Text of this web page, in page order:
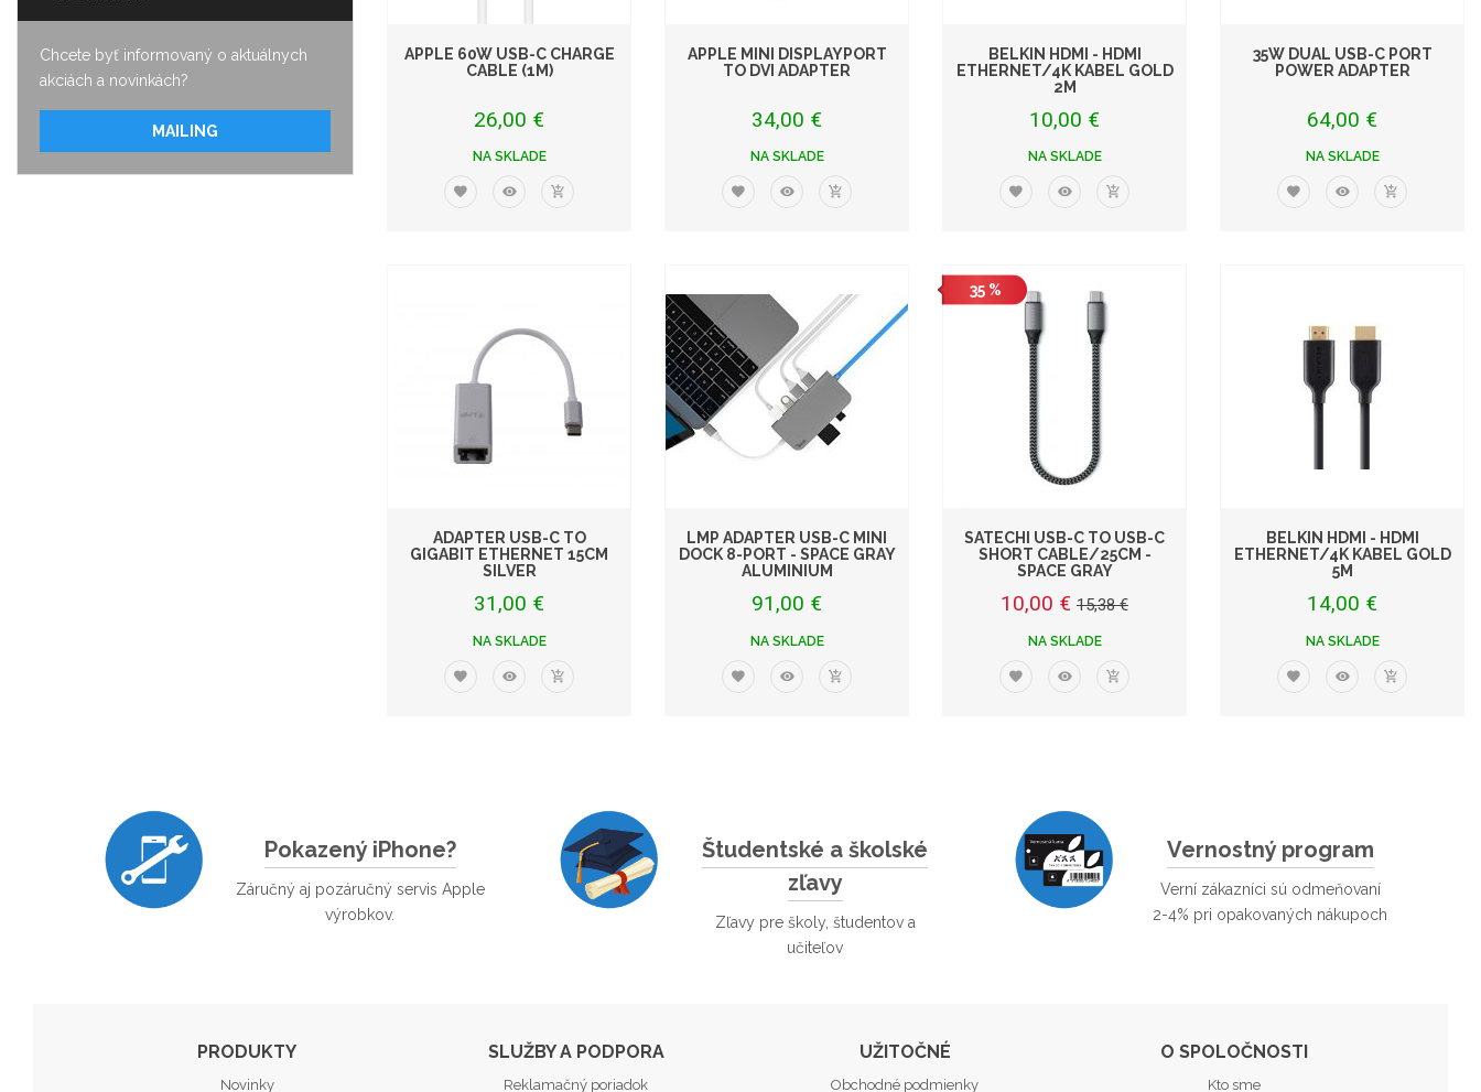
Chcete byť informovaný o aktuálnych
akciách a novinkách?
MAILING
APPLE 60W USB-C CHARGE
CABLE (1M)
26,00 €
NA SKLADE
APPLE MINI DISPLAYPORT
TO DVI ADAPTER
34,00 €
NA SKLADE
BELKIN HDMI - HDMI
ETHERNET/4K KABEL GOLD
2M
10,00 €
NA SKLADE
35W DUAL USB-C PORT
POWER ADAPTER
64,00 €
NA SKLADE
ADAPTER USB-C TO
GIGABIT ETHERNET 15CM
SILVER
31,00 €
NA SKLADE
LMP ADAPTER USB-C MINI
DOCK 8-PORT - SPACE GRAY
ALUMINIUM
91,00 €
NA SKLADE
35 %
SATECHI USB-C TO USB-C
SHORT CABLE/25CM -
SPACE GRAY
10,00 € 15,38 €
NA SKLADE
BELKIN HDMI - HDMI
ETHERNET/4K KABEL GOLD
5M
14,00 €
NA SKLADE
Pokazený iPhone?
Záručný aj pozáručný servis Apple
výrobkov.
Študentské a školské
zľavy
Zľavy pre školy, študentov a
učiteľov
Vernostný program
Verní zákazníci sú odmeňovaní
2-4% pri opakovaných nákupoch
PRODUKTY
Novinky
SLUŽBY A PODPORA
Reklamačný poriadok
UŽITOČNÉ
Obchodné podmienky
O SPOLOČNOSTI
Kto sme